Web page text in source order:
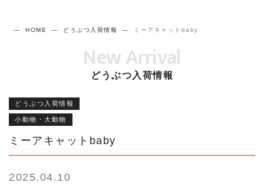
HOME どうぶつ入荷情報 ミーアキャットbaby
New Arrival
どうぶつ入荷情報
どうぶつ入荷情報
小動物・大動物
ミーアキャットbaby
2025.04.10